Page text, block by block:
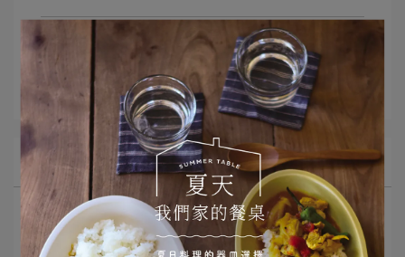
文章分類
所有文章主題
選品推薦
Monday Morning 早餐器皿